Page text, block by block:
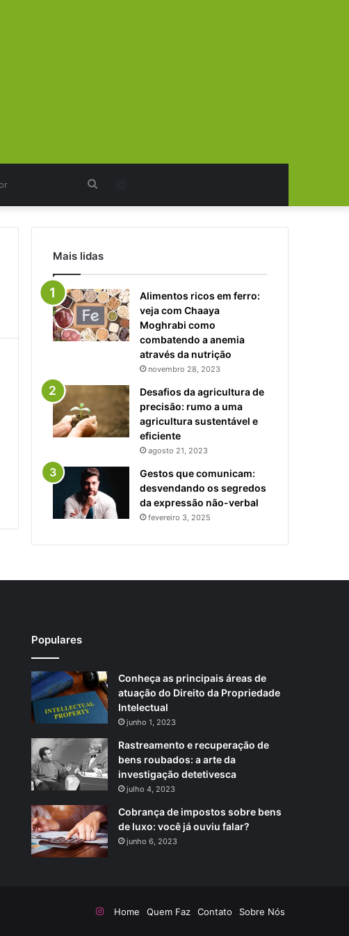
por
Mais lidas
Alimentos ricos em ferro:
veja com Chaaya
Moghrabi como
combatendo a anemia
através da nutrição
novembro 28, 2023
Desafios da agricultura de
precisão: rumo a uma
agricultura sustentável e
eficiente
agosto 21, 2023
Gestos que comunicam:
desvendando os segredos
da expressão não-verbal
fevereiro 3, 2025
Populares
Conheça as principais áreas de
atuação do Direito da Propriedade
Intelectual
junho 1, 2023
Rastreamento e recuperação de
bens roubados: a arte da
investigação detetivesca
julho 4, 2023
Cobrança de impostos sobre bens
de luxo: você já ouviu falar?
junho 6, 2023
Home Quem Faz Contato Sobre Nós
Instagram